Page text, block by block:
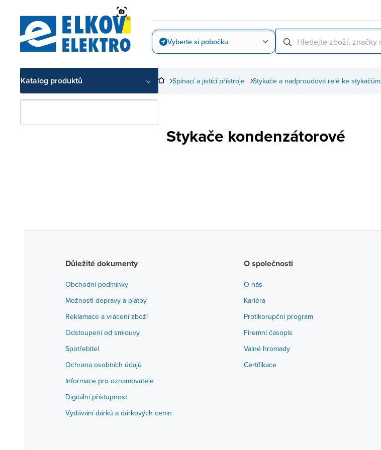
Vyberte si pobočku
Katalog produktů Stykače a nadproudová relé ke stykačům
Spínací a jistící přístroje
Stykače kondenzátorové
Důležité dokumenty
Obchodní podmínky
Možnosti dopravy a platby
Reklamace a vrácení zboží
Odstoupení od smlouvy
Spotřebitel
Ochrana osobních údajů
Informace pro oznamovatele
Digitální přístupnost
Vydávání dárků a dárkových cenin
O společnosti
O nás
Kariéra
Protikorupční program
Firemní časopis
Valné hromady
Certifikace